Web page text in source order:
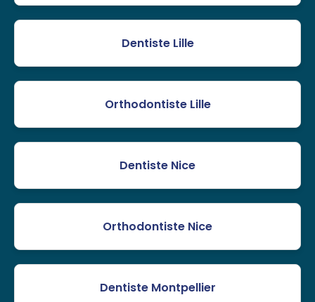
Dentiste Lille
Orthodontiste Lille
Dentiste Nice
Orthodontiste Nice
Dentiste Montpellier